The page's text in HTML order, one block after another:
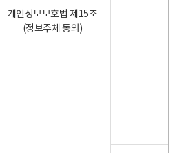
개인정보보호법 제15조
(정보주체 동의)